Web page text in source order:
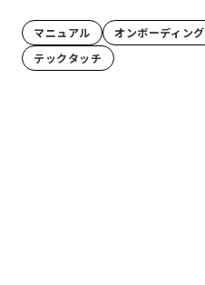
マニュアル オンボーディング
テックタッチ